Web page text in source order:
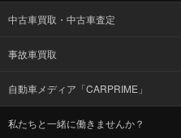
中古車買取・中古車査定
事故車買取
自動車メディア「CARPRIME」
私たちと一緒に働きませんか？